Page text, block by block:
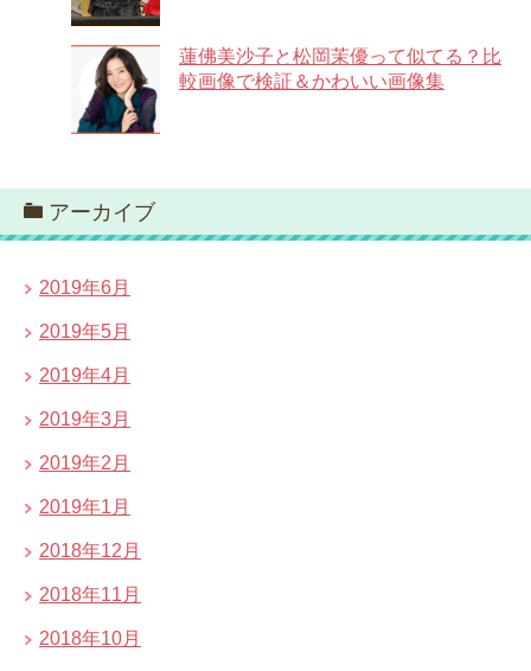
蓮佛美沙子と松岡茉優って似てる？比
較画像で検証＆かわいい画像集
アーカイブ
2019年6月
2019年5月
2019年4月
2019年3月
2019年2月
2019年1月
2018年12月
2018年11月
2018年10月